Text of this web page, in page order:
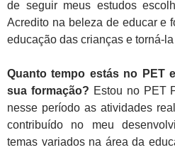
de seguir meus estudos
Acredito na beleza de educar e
educação das crianças e torná-
Quanto tempo estás no PET
sua formação? Estou no PET
nesse período as atividades
contribuído no meu
temas variados na área da